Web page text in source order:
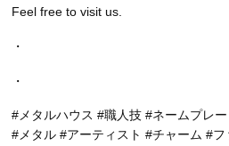
Feel free to visit us.
・
・
#メタルハウス #職人技 #ネームプレ
#メタル #アーティスト #チャーム #